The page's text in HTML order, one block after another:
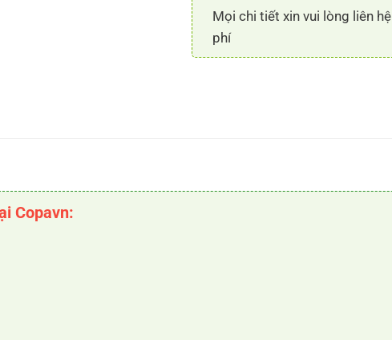
Mọi chi tiết xin vui lòng liên hệ
phí
Copavn: